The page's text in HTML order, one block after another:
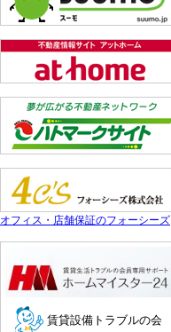
オフィス・店舗保証のフォーシーズ
賃貸設備トラブルの会